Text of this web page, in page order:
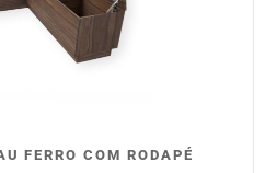
FERRO COM RODAPÉ